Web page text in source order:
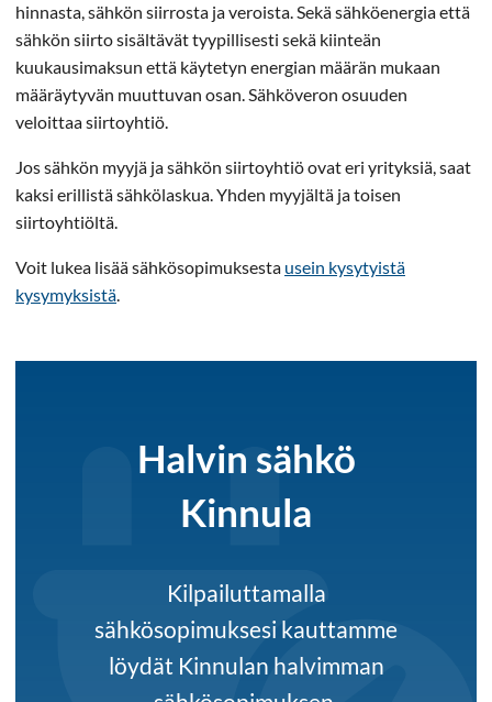
hinnasta, sähkön siirrosta ja veroista. Sekä sähköenergia että
sähkön siirto sisältävät tyypillisesti sekä kiinteän
kuukausimaksun että käytetyn energian määrän mukaan
määräytyvän muuttuvan osan. Sähköveron osuuden
veloittaa siirtoyhtiö.
Jos sähkön myyjä ja sähkön siirtoyhtiö ovat eri yrityksiä, saat
kaksi erillistä sähkölaskua. Yhden myyjältä ja toisen
siirtoyhtiöltä.
Voit lukea lisää sähkösopimuksesta usein kysytyistä
kysymyksistä.
Halvin sähkö
Kinnula
Kilpailuttamalla
sähkösopimuksesi kauttamme
löydät Kinnulan halvimman